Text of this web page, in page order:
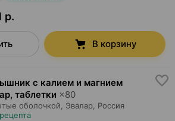
р.
В корзину
с калием и магнием
таблетки ×80
оболочкой, Эвалар , Россия